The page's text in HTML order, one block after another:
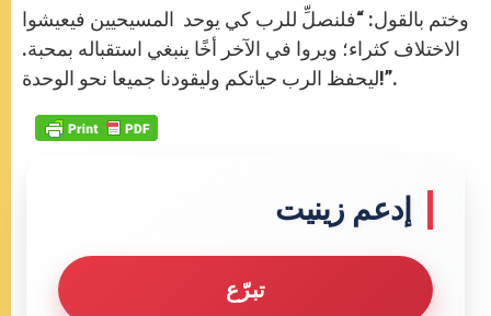
وختم بالقول: “فلنصلِّ للرب كي يوحد المسيحيين فيعيشوا
الاختلاف كثراء؛ ويروا في الآخر أخًا ينبغي استقباله بمحبة.
ليحفظ الرب حياتكم وليقودنا جميعا نحو الوحدة!”.
إدعم زينيت
تبرّع